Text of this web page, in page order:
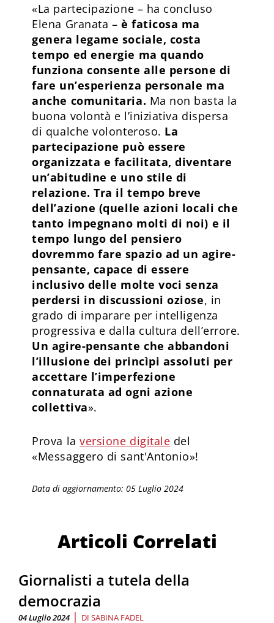
«La partecipazione – ha concluso
Elena Granata – è faticosa ma
genera legame sociale, costa
tempo ed energie ma quando
funziona consente alle persone di
fare un’esperienza personale ma
anche comunitaria. Ma non basta la
buona volontà e l’iniziativa dispersa
di qualche volonteroso. La
partecipazione può essere
organizzata e facilitata, diventare
un’abitudine e uno stile di
relazione. Tra il tempo breve
dell’azione (quelle azioni locali che
tanto impegnano molti di noi) e il
tempo lungo del pensiero
dovremmo fare spazio ad un agire-
pensante, capace di essere
inclusivo delle molte voci senza
perdersi in discussioni oziose, in
grado di imparare per intelligenza
progressiva e dalla cultura dell’errore.
Un agire-pensante che abbandoni
l’illusione dei princìpi assoluti per
accettare l’imperfezione
connaturata ad ogni azione
collettiva».
Prova laversione digitale del
«Messaggero di sant'Antonio»!
Data di aggiornamento: 05 Luglio 2024
Articoli Correlati
Giornalisti a tutela della
democrazia
04 Luglio 2024 | DI SABINA FADEL